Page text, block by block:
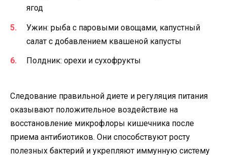
ягод
Ужин: рыба с паровыми овощами, капустный
салат с добавлением квашеной капусты
Полдник: орехи и сухофрукты
Следование правильной диете и регуляция питания
оказывают положительное воздействие на
восстановление микрофлоры кишечника после
приема антибиотиков. Они способствуют росту
полезных бактерий и укрепляют иммунную систему